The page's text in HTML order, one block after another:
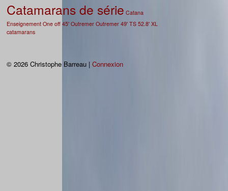
Catamarans de série Catana
Enseignement One off 45' Outremer Outremer 49' TS 52.8' XL
catamarans
© 2026 Christophe Barreau | Connexion